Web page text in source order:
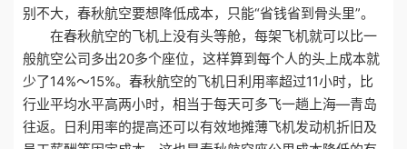
别不大，春秋航空要想降低成本，只能“省钱省到骨头里”。
在春秋航空的飞机上没有头等舱，每架飞机就可以比一
般航空公司多出20多个座位，这样算到每个人的头上成本就
少了14%～15%。春秋航空的飞机日利用率超过11小时，比
行业平均水平高两小时，相当于每天可多飞一趟上海—青岛
往返。日利用率的提高还可以有效地摊薄飞机发动机折旧及